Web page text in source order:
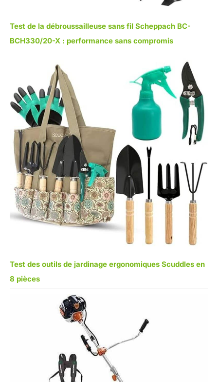
Test de la débroussailleuse sans fil Scheppach BC-
BCH330/20-X : performance sans compromis
Test des outils de jardinage ergonomiques Scuddles en
8 pièces